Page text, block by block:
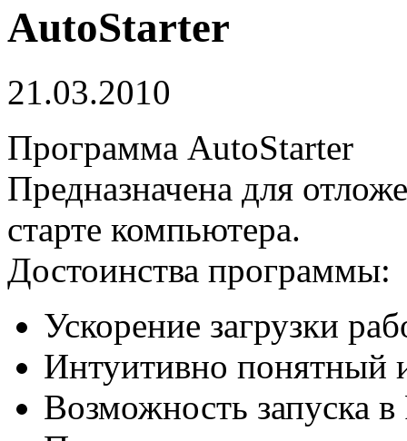
AutoStarter
21.03.2010
Программа AutoStarter
Предназначена для
старте компьютера.
Достоинства программы:
Ускорение загрузки
Интуитивно понятный
Возможность запуска